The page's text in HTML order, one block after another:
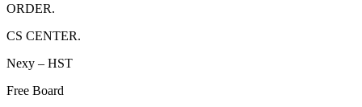
ORDER.
CS CENTER.
Nexy – HST
Free Board